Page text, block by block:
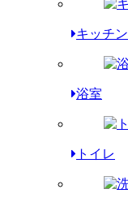
キッチン
浴室
トイレ